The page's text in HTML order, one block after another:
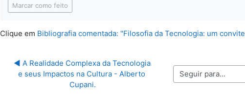
Marcar como feito
Clique em Bibliografia comentada: "Filosofia da Tecnologia: um
◀︎ A Realidade Complexa da Tecnologia
e seus Impactos na Cultura - Alberto
Cupani.
Seguir para...